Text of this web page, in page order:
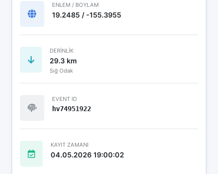
ENLEM / BOYLAM
19.2485 / -155.3955
DERINLIK
29.3 km
Sığ Odak
EVENT ID
hv74951922
KAYIT ZAMANI
04.05.2026 19:00:02